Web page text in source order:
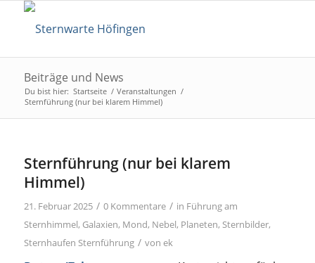
Beiträge und News
Du bist hier: Startseite / Veranstaltungen /
Sternführung (nur bei klarem Himmel)
Sternführung (nur bei klarem
Himmel)
21. Februar 2025 / 0 Kommentare / in Führung am
Sternhimmel, Galaxien, Mond, Nebel, Planeten, Sternbilder,
Sternhaufen Sternführung / von ek